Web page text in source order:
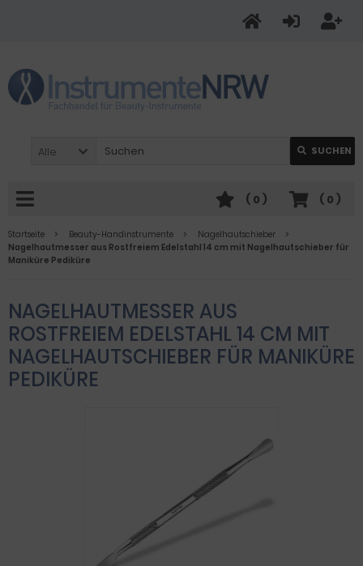
Alle SUCHEN
( 0 )
( 0 )
Startseite Beauty-Handinstrumente
Nagelhautschieber
Nagelhautmesser aus Rostfreiem Edelstahl 14 cm mit Nagelhautschieber für
Maniküre Pediküre
NAGELHAUTMESSER AUS
ROSTFREIEM EDELSTAHL 14 CM MIT
NAGELHAUTSCHIEBER FÜR MANIKÜRE
PEDIKÜRE